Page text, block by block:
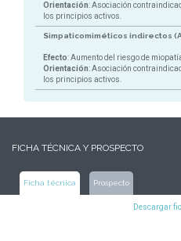
Orientación: Asociación
los principios activos.
Simpaticomiméticos indirectos
Efecto: Aumento del riesgo de
Orientación: Asociación
los principios activos.
FICHA TÉCNICA Y PROSPECTO
Ficha técnica Prospecto
Descargar